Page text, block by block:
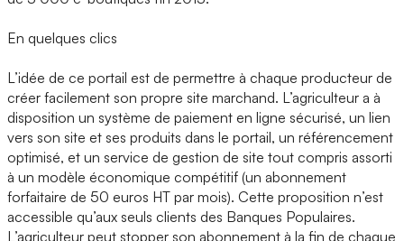
En quelques clics
L’idée de ce portail est de permettre à chaque producteur de
créer facilement son propre site marchand. L’agriculteur a à
disposition un système de paiement en ligne sécurisé, un lien
vers son site et ses produits dans le portail, un référencement
optimisé, et un service de gestion de site tout compris assorti
à un modèle économique compétitif (un abonnement
forfaitaire de 50 euros HT par mois). Cette proposition n’est
accessible qu’aux seuls clients des Banques Populaires.
L’agriculteur peut stopper son abonnement à la fin de chaque